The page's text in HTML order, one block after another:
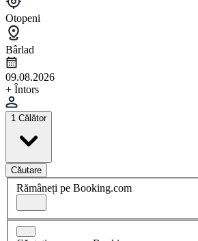
Otopeni
Bârlad
09.08.2026
+ Întors
1 Călător
Căutare
Rămâneți pe Booking.com